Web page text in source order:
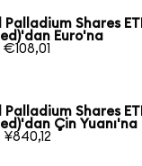
Shares
Euro'na
Shares
Çin Yuanı'na